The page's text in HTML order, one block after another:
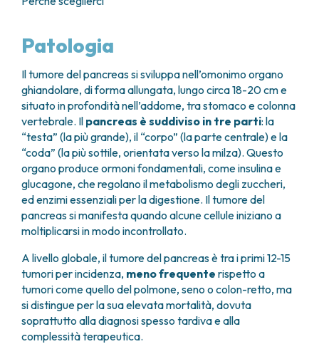
APPARATO GENITALE-RIPRODUTTIVO
ENDOMETRIOSI
FIBROMI UTERINI
TUMORE CERVICE UTERINA
TUMORI ENDOMETRIO
TUMORI MAMMELLA
TUMORI OVAIO
TUMORI PROSTATA
TUMORI TESTICOLO
TUMORI VESCICA
TUMORI VULVA
LEUCEMIE ACUTE
LINFOMI
MELANOMI
MESOTELIOMI
METASTASI DEL SISTEMA NERVOSO CENTRALE
ANESTESIA E RIANIMAZIONE
BREAST UNIT
CENTRO PER I TUMORI DELL’OVAIO
CHIRURGIA ONCOLOGICA
CHIRURGIA PLASTICA RICOSTRUTTIVA
CHIRURGIA TORACICA ONCOLOGICA
CHIRURGIA DEI TUMORI DELLA PELLE
CHIRURGIA UROLOGICA
CHIRURGIA SENOLOGICA
GASTROENTEROLOGIA ED ENDOSCOPIA
DIGESTIVA
GINECOLOGIA ONCOLOGICA E TUMORI
EREDITARI
OTORINOLARINGOIATRIA
DIAGNOSTICA E SERVIZI
DIREZIONE ASSISTENZIALE E TECNICA
ANATOMIA PATOLOGICA
FARMACIA
COME RAGGIUNGERCI
ASSISTENTE SOCIALE
CANDIOLO CARES
I VOLONTARI
DOCUMENTI UTILI
LISTE D’ATTESA
LABORATORI
GENOMICS CENTRE
PROGETTI INTERNAZIONALI
PROGETTI NAZIONALI
RICERCA ONCOLOGICA
SOSTIENI LA RICERCA
NEWS
SOSTIENI LA RICERCA PRENOTA
Patologia
Il tumore del pancreas si sviluppa nell’omonimo organo
ghiandolare, di forma allungata, lungo circa 18-20 cm e
situato in profondità nell’addome, tra stomaco e colonna
vertebrale. Il pancreas è suddiviso in tre parti: la
“testa” (la più grande), il “corpo” (la parte centrale) e la
“coda” (la più sottile, orientata verso la milza). Questo
organo produce ormoni fondamentali, come insulina e
glucagone, che regolano il metabolismo degli zuccheri,
ed enzimi essenziali per la digestione. Il tumore del
pancreas si manifesta quando alcune cellule iniziano a
moltiplicarsi in modo incontrollato.
A livello globale, il tumore del pancreas è tra i primi 12-15
tumori per incidenza, meno frequente rispetto a
tumori come quello del polmone, seno o colon-retto, ma
si distingue per la sua elevata mortalità, dovuta
soprattutto alla diagnosi spesso tardiva e alla
complessità terapeutica.